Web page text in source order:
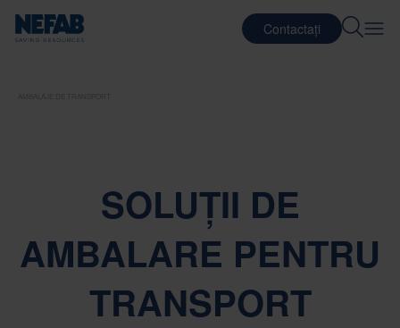
Contactați
AMBALAJE DE TRANSPORT
SOLUȚII DE
AMBALARE PENTRU
TRANSPORT